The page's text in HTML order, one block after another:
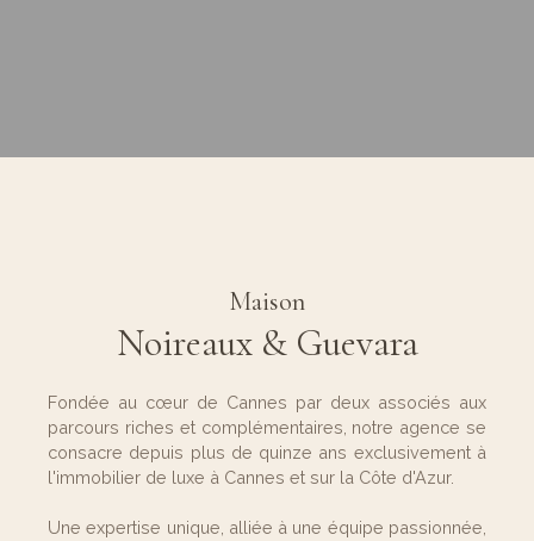
Maison
Noireaux & Guevara
Fondée au cœur de Cannes par deux associés aux
parcours riches et complémentaires, notre agence se
consacre depuis plus de quinze ans exclusivement à
l'immobilier de luxe à Cannes et sur la Côte d'Azur.
Une expertise unique, alliée à une équipe passionnée,